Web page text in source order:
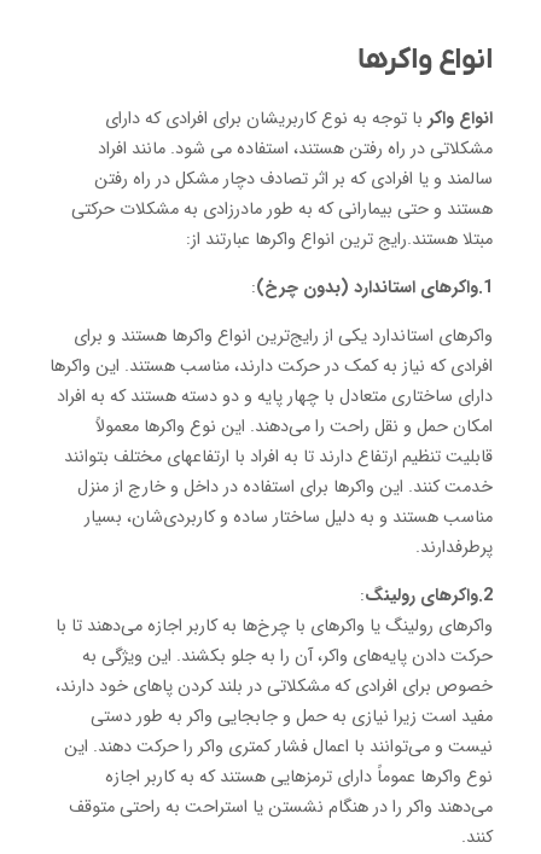
انواع واکرها
انواع واکر با توجه به نوع کاربریشان برای افرادی که دارای
مشکلاتی در راه رفتن هستند، استفاده می شود. مانند افراد
سالمند و یا افرادی که بر اثر تصادف دچار مشکل در راه رفتن
هستند و حتی بیمارانی که به طور مادرزادی به مشکلات حرکتی
مبتلا هستند.رایج ترین انواع واکرها عبارتند از:
1.واکرهای استاندارد (بدون چرخ)
:
واکرهای استاندارد یکی از رایج‌ترین انواع واکرها هستند و برای
افرادی که نیاز به کمک در حرکت دارند، مناسب هستند. این واکرها
دارای ساختاری متعادل با چهار پایه و دو دسته هستند که به افراد
امکان حمل و نقل راحت را می‌دهند. این نوع واکرها معمولاً
قابلیت تنظیم ارتفاع دارند تا به افراد با ارتفاعهای مختلف بتوانند
خدمت کنند. این واکرها برای استفاده در داخل و خارج از منزل
مناسب هستند و به دلیل ساختار ساده و کاربردی‌شان، بسیار
پرطرفدارند.
2.واکرهای رولینگ
:
واکرهای رولینگ یا واکرهای با چرخ‌ها به کاربر اجازه می‌دهند تا با
حرکت دادن پایه‌های واکر، آن را به جلو بکشند. این ویژگی به
خصوص برای افرادی که مشکلاتی در بلند کردن پاهای خود دارند،
مفید است زیرا نیازی به حمل و جابجایی واکر به طور دستی
نیست و می‌توانند با اعمال فشار کمتری واکر را حرکت دهند. این
نوع واکرها عموماً دارای ترمزهایی هستند که به کاربر اجازه
می‌دهند واکر را در هنگام نشستن یا استراحت به راحتی متوقف
کنند.